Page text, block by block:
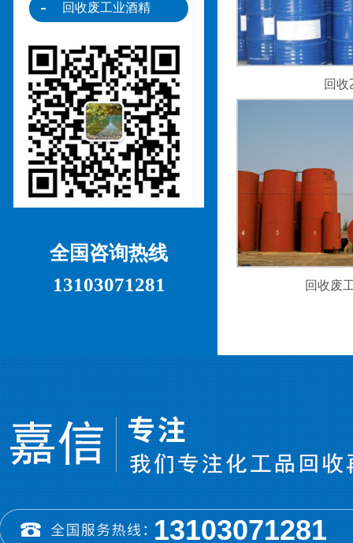
回收废工业酒精
全国咨询热线
13103071281
回收
回收废
13103071281